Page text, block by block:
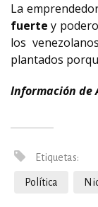
La
fuerte y
los
plantados
Información de
Etiquetas:
Política